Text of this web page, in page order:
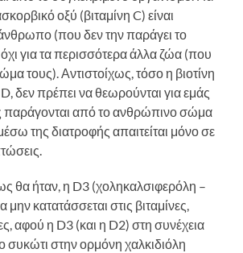
οξύ (βιταμίνη C) είναι
άνθρωπο (που δεν την παράγει το
για τα περισσότερα άλλα ζώα (που
τους). Αντιστοίχως, τόσο η βιοτίνη
δεν πρέπει να θεωρούνται για εμάς
παράγονται από το ανθρώπινο σώμα
της διατροφής απαιτείται μόνο σε
θα ήταν, η D3 (χοληκαλσιφερόλη –
κατατάσσεται στις βιταμίνες,
αφού η D3 (και η D2) στη συνέχεια
συκώτι στην ορμόνη χαλκιδιόλη